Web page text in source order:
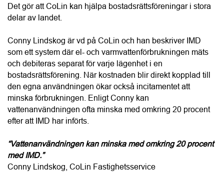
Det gör att CoLin kan hjälpa bostadsrättsföreningar i stora
delar av landet.
Conny Lindskog är vd på CoLin och han beskriver IMD
som ett system där el- och varmvattenförbrukningen mäts
och debiteras separat för varje lägenhet i en
bostadsrättsförening. När kostnaden blir direkt kopplad till
den egna användningen ökar också incitamentet att
minska förbrukningen. Enligt Conny kan
vattenanvändningen ofta minska med omkring 20 procent
efter att IMD har införts.
“Vattenanvändningen kan minska med omkring 20 procent
med IMD.”
Conny Lindskog, CoLin Fastighetsservice